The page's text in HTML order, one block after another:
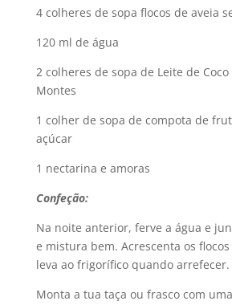
4 colheres de sopa flocos de aveia
120 ml de água
2 colheres de sopa de Leite de
Montes
1 colher de sopa de compota de
açúcar
1 nectarina e amoras
Confeção:
Na noite anterior, ferve a água e
e mistura bem. Acrescenta os
leva ao frigorífico quando arrefecer.
Monta a tua taça ou frasco com